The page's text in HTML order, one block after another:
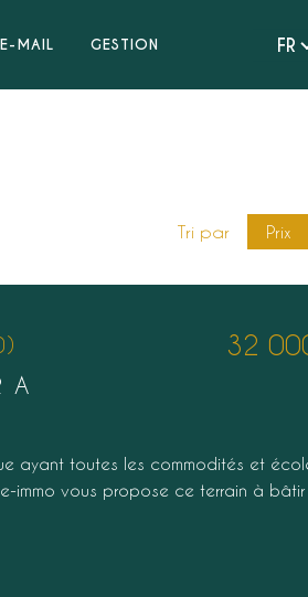
MAIL GESTION FR
Tri par Prix
A
32
ayant toutes les commodités et
immo vous propose ce terrain à bâtir